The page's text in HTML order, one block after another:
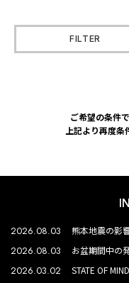
FILTER
ご希望の条件
上記より再度条
2026.08.03 熊本地震の影
2026.08.03 お盆期間中の
2026.03.02 STATE OF